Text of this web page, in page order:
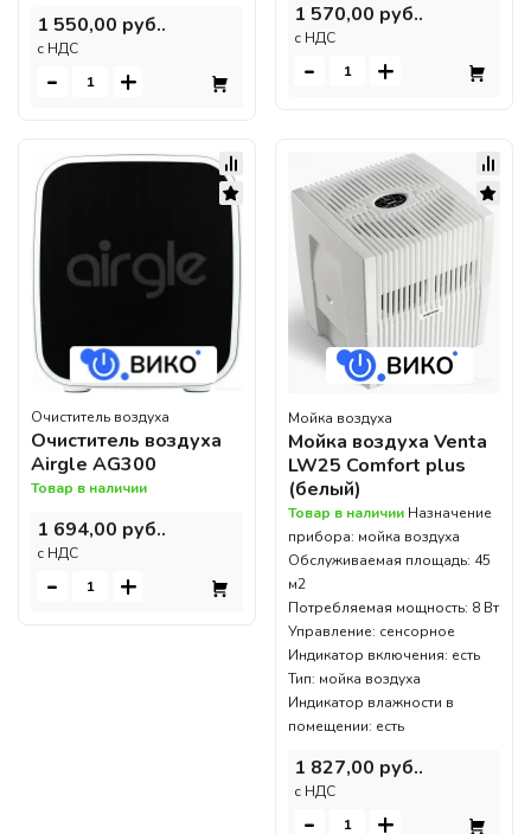
1 550,00 руб..
c НДС
- +
1 570,00 руб..
c НДС
- +
Очиститель воздуха
Очиститель воздуха
Airgle AG300
Товар в наличии
1 694,00 руб..
c НДС
- +
Мойка воздуха
Мойка воздуха Venta
LW25 Comfort plus
(белый)
Товар в наличии Назначение
прибора: мойка воздуха
Обслуживаемая площадь: 45
м2
Потребляемая мощность: 8 Вт
Управление: сенсорное
Индикатор включения: есть
Тип: мойка воздуха
Индикатор влажности в
помещении: есть
1 827,00 руб..
c НДС
- +